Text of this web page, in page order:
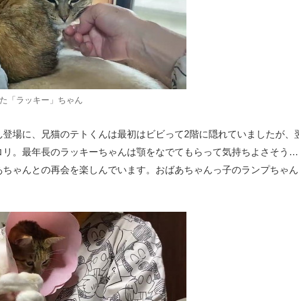
「ラッキー」ちゃん
場に、兄猫のテトくんは最初はビビって2階に隠れていましたが、
リ。最年長のラッキーちゃんは顎をなでてもらって気持ちよさそう
ゃんとの再会を楽しんでいます。おばあちゃんっ子のランプちゃん